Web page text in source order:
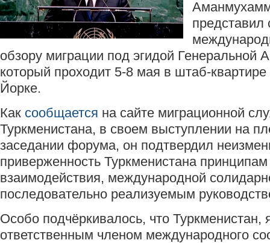
представил
обзору миграции под эгидой
который проходит 5-8 мая в штаб-
Йорке.
Как сообщается на сайте миграционной
Туркменистана, в своем выступлении на
заседании форума, он подтвердил
приверженность Туркменистана принципам
взаимодействия, международной
последовательно реализуемым
Особо подчёркивалось, что Туркменистан,
ответственным членом международного